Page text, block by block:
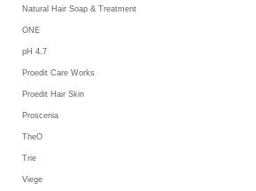
Natural Hair Soap & Treatment
ONE
pH 4.7
Proedit Care Works
Proedit Hair Skin
Proscenia
TheO
Trie
Viege